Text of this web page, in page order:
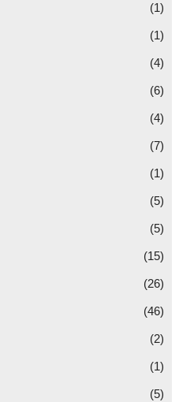
(1)
(1)
(4)
(6)
(4)
(7)
(1)
(5)
(5)
(15)
(26)
(46)
(2)
(1)
(5)